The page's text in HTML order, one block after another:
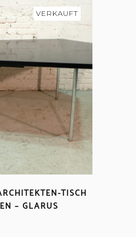
VERKAUFT
TISCH
– GLARUS